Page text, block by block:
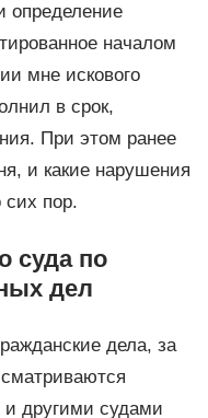
определение
началом
мне искового
в срок,
При этом ранее
и какие нарушения
пор.
суда по
дел
дела, за
другими судами